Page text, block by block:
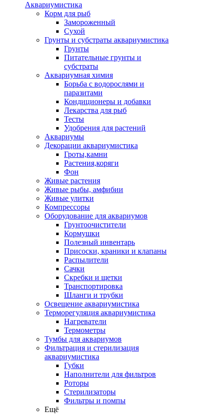
Аквариумистика
Корм для рыб
Замороженный
Сухой
Грунты и субстраты аквариумистика
Грунты
Питательные грунты и
субстраты
Аквариумная химия
Борьба с водорослями и
паразитами
Кондиционеры и добавки
Лекарства для рыб
Тесты
Удобрения для растений
Аквариумы
Декорации аквариумистика
Гроты,камни
Растения,коряги
Фон
Живые растения
Живые рыбы, амфибии
Живые улитки
Компрессоры
Оборудование для аквариумов
Грунтоочистители
Кормушки
Полезный инвентарь
Присоски, краники и клапаны
Распылители
Сачки
Скребки и щетки
Транспортировка
Шланги и трубки
Освещение аквариумистика
Терморегуляция аквариумистика
Нагреватели
Термометры
Тумбы для аквариумов
Фильтрация и стерилизация
аквариумистика
Губки
Наполнители для фильтров
Роторы
Стерилизаторы
Фильтры и помпы
Ещё